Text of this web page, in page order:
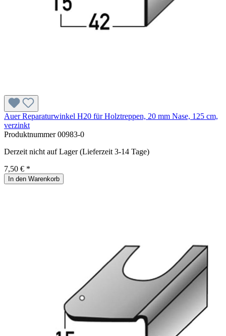
Auer Reparaturwinkel H20 für Holztreppen, 20 mm Nase, 125 cm,
verzinkt
Produktnummer00983-0
Derzeit nicht auf Lager (Lieferzeit 3-14 Tage)
7,50 € *
In den Warenkorb